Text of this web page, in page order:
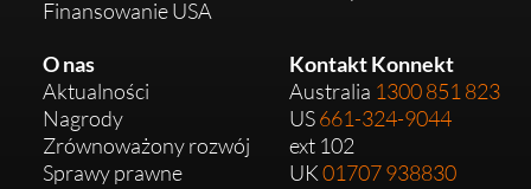
Finansowanie USA
O nas
Aktualności
Nagrody
Zrównoważony rozwój
Sprawy prawne
Kontakt Konnekt
Australia 1300 851 823
US661-324-9044
ext 102
UK01707 938830